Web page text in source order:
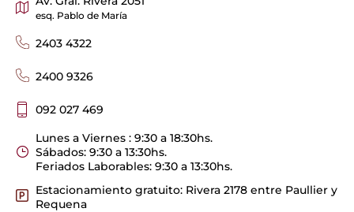
esq. Pablo de María
2403 4322
2400 9326
092 027 469
Lunes a Viernes : 9:30 a 18:30hs.
Sábados: 9:30 a 13:30hs.
Feriados Laborables: 9:30 a 13:30hs.
Estacionamiento gratuito: Rivera 2178 entre Paullier y
Requena